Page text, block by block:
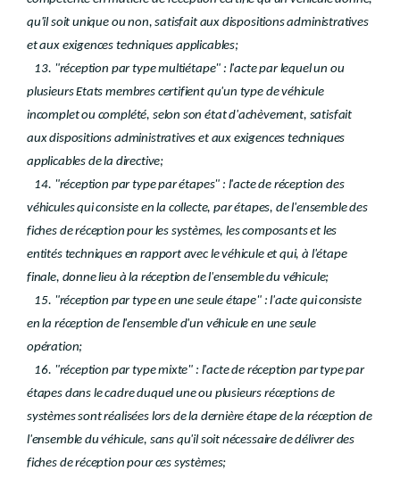
qu'il soit unique ou non, satisfait aux dispositions administratives
et aux exigences techniques applicables;
13. "réception par type multiétape" : l'acte par lequel un ou
plusieurs Etats membres certifient qu'un type de véhicule
incomplet ou complété, selon son état d'achèvement, satisfait
aux dispositions administratives et aux exigences techniques
applicables de la directive;
14. "réception par type par étapes" : l'acte de réception des
véhicules qui consiste en la collecte, par étapes, de l'ensemble des
fiches de réception pour les systèmes, les composants et les
entités techniques en rapport avec le véhicule et qui, à l'étape
finale, donne lieu à la réception de l'ensemble du véhicule;
15. "réception par type en une seule étape" : l'acte qui consiste
en la réception de l'ensemble d'un véhicule en une seule
opération;
16. "réception par type mixte" : l'acte de réception par type par
étapes dans le cadre duquel une ou plusieurs réceptions de
systèmes sont réalisées lors de la dernière étape de la réception de
l'ensemble du véhicule, sans qu'il soit nécessaire de délivrer des
fiches de réception pour ces systèmes;